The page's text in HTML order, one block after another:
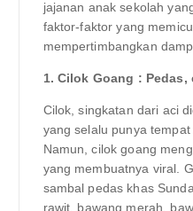
jajanan anak sekolah
faktor-faktor yang
mempertimbangkan
1. Cilok Goang : Pedas,
Cilok, singkatan dari aci
yang selalu punya tempat
Namun, cilok goang
yang membuatnya viral.
sambal pedas khas
rawit, bawang merah,